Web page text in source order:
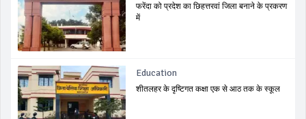
फरेंदा को प्रदेश का छिहत्तरवां जिला बनाने के प्रकरण
में
Education
शीतलहर के दृष्टिगत कक्षा एक से आठ तक के स्कूल